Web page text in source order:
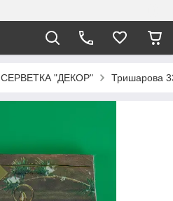
СЕРВЕТКА "ДЕКОР" Тришарова